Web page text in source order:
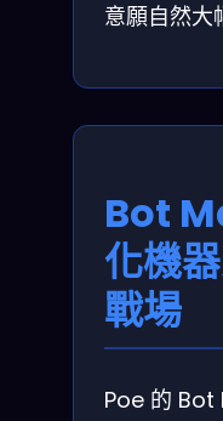
意願自然大
Bot
化機
戰場
Poe 的